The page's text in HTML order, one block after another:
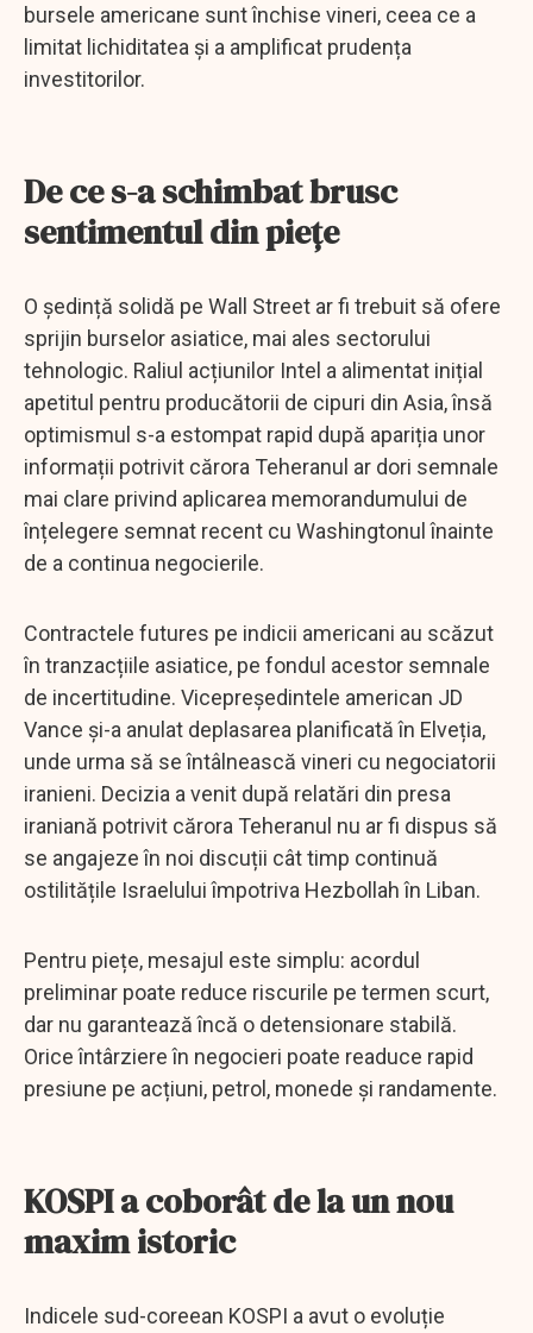
bursele americane sunt închise vineri, ceea ce a
limitat lichiditatea și a amplificat prudența
investitorilor.
De ce s-a schimbat brusc
sentimentul din piețe
O ședință solidă pe Wall Street ar fi trebuit să ofere
sprijin burselor asiatice, mai ales sectorului
tehnologic. Raliul acțiunilor Intel a alimentat inițial
apetitul pentru producătorii de cipuri din Asia, însă
optimismul s-a estompat rapid după apariția unor
informații potrivit cărora Teheranul ar dori semnale
mai clare privind aplicarea memorandumului de
înțelegere semnat recent cu Washingtonul înainte
de a continua negocierile.
Contractele futures pe indicii americani au scăzut
în tranzacțiile asiatice, pe fondul acestor semnale
de incertitudine. Vicepreședintele american JD
Vance și-a anulat deplasarea planificată în Elveția,
unde urma să se întâlnească vineri cu negociatorii
iranieni. Decizia a venit după relatări din presa
iraniană potrivit cărora Teheranul nu ar fi dispus să
se angajeze în noi discuții cât timp continuă
ostilitățile Israelului împotriva Hezbollah în Liban.
Pentru piețe, mesajul este simplu: acordul
preliminar poate reduce riscurile pe termen scurt,
dar nu garantează încă o detensionare stabilă.
Orice întârziere în negocieri poate readuce rapid
presiune pe acțiuni, petrol, monede și randamente.
KOSPI a coborât de la un nou
maxim istoric
Indicele sud-coreean KOSPI a avut o evoluție